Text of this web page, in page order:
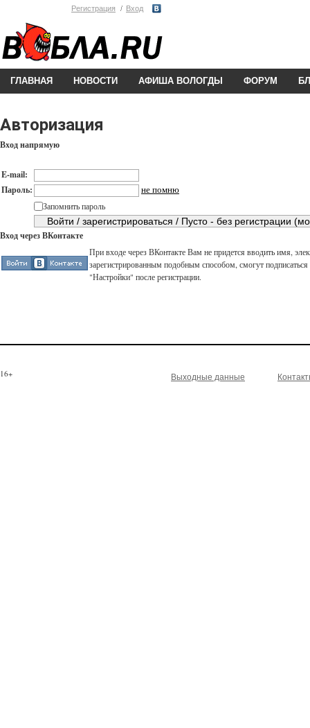
Регистрация Вход
ГЛАВНАЯ НОВОСТИ АФИША ВОЛОГДЫ ФОРУМ
Авторизация
Вход напрямую
E-mail:
Пароль:
не помню
Запомнить пароль
Вход через ВКонтакте
При входе через ВКонтакте Вам не придется вводить имя,
зарегистрированным подобным способом, смогут
"Настройки" после регистрации.
16+ Выходные данные